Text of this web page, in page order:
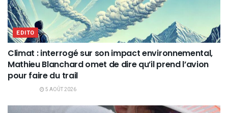
EDITO
Climat : interrogé sur son impact environnemental,
Mathieu Blanchard omet de dire qu’il prend l’avion
pour faire du trail
5 AOÛT 2026